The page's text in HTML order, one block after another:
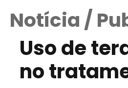
Notícia /
Uso de
no